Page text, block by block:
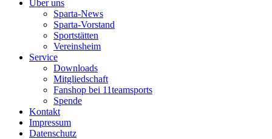
Über uns
Sparta-News
Sparta-Vorstand
Sportstätten
Vereinsheim
Service
Downloads
Mitgliedschaft
Fanshop bei 11teamsports
Spende
Kontakt
Impressum
Datenschutz